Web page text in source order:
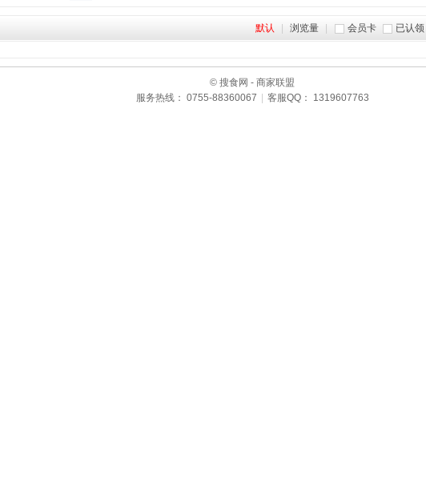
会员卡 已认领
默认 浏览量
© 搜食网 - 商家联盟
服务热线： 0755-88360067
客服QQ： 1319607763